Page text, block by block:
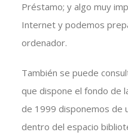
Préstamo; y algo muy
Internet y podemos
ordenador.
También se puede
que dispone el fondo de
de 1999 disponemos de
dentro del espacio